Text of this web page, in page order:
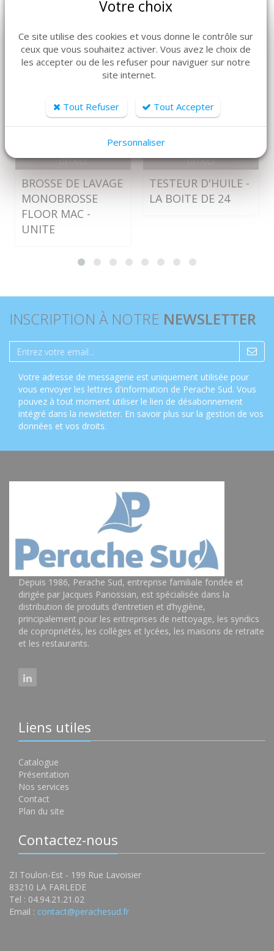
DÉTAILS
BROSSE DE LAVAGE
MONOBROSSE
FLOOR MAC -
UNITE
DÉTAILS
TESTEUR D'HUILE -
LA BOITE DE 24
INSCRIPTION À NOTRE NEWSLETTER
Votre adresse de messagerie est uniquement utilisée pour
vous envoyer les lettres d'information de Perache Sud. Vous
pouvez à tout moment utiliser le lien de désabonnement
intégré dans la newsletter. En savoir plus sur la gestion de vos
données et vos droits.
Depuis 1986, Perache Sud, entreprise familiale fondée et
dirigée par Jacques Panossian, est spécialisée dans la
distribution de produits d’entretien et d’hygiène,
principalement pour les entreprises de nettoyage, les syndics
de copropriétés, les collèges et lycées, les maisons de retraite
et les restaurants.
Liens utiles
Catalogue
Présentation
Nos services
Contact
Plan du site
Contactez-nous
ZI Toulon-Est - 199 Rue Lavoisier
83210 LA FARLEDE
Tel : 04.94.21.21.02
Email : contact@perachesud.fr
Votre choix
Ce site utilise des cookies et vous donne le contrôle sur
ceux que vous souhaitez activer. Vous avez le choix de
les accepter ou de les refuser pour naviguer sur notre
site internet.
Tout Refuser Tout Accepter
Personnaliser